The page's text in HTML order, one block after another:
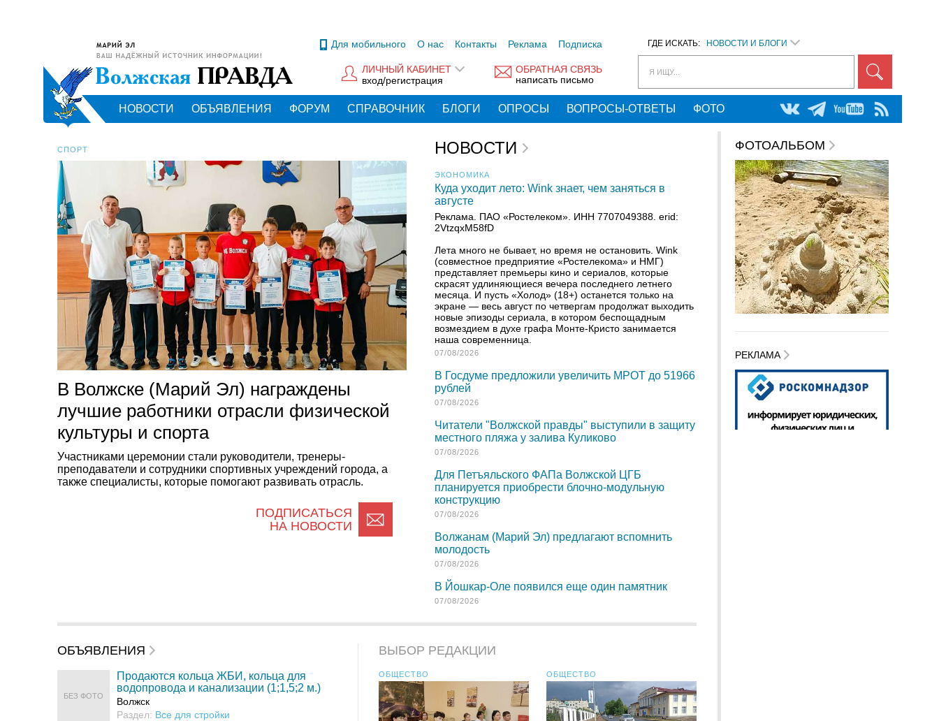
ГДЕ ИСКАТЬ: НОВОСТИ И БЛОГИ
Я ИЩУ...
Для мобильного О нас Контакты Реклама Подписка
ОБРАТНАЯ СВЯЗЬ
написать письмо
ЛИЧНЫЙ КАБИНЕТ
вход/регистрация
НОВОСТИ ОБЪЯВЛЕНИЯ ФОРУМ СПРАВОЧНИК БЛОГИ ОПРОСЫ ВОПРОСЫ-ОТВЕТЫ ФОТО
СПОРТ
В Волжске (Марий Эл) награждены
лучшие работники отрасли физической
культуры и спорта
Участниками церемонии стали руководители, тренеры-
преподаватели и сотрудники спортивных учреждений города, а
также специалисты, которые помогают развивать отрасль.
ПОДПИСАТЬСЯ
НА НОВОСТИ
НОВОСТИ
ЭКОНОМИКА
Куда уходит лето: Wink знает, чем заняться в
августе
Реклама. ПАО «Ростелеком». ИНН 7707049388. erid:
2VtzqxM58fD
Лета много не бывает, но время не остановить. Wink
(совместное предприятие «Ростелекома» и НМГ)
представляет премьеры кино и сериалов, которые
скрасят удлиняющиеся вечера последнего летнего
месяца. И пусть «Холод» (18+) останется только на
экране — весь август по четвергам продолжат выходить
новые эпизоды сериала, в котором беспощадным
возмездием в духе графа Монте-Кристо занимается
наша современница.
07/08/2026
В Госдуме предложили увеличить МРОТ до 51966
рублей
07/08/2026
Читатели "Волжской правды" выступили в защиту
местного пляжа у залива Куликово
07/08/2026
Для Петъяльского ФАПа Волжской ЦГБ
планируется приобрести блочно-модульную
конструкцию
07/08/2026
Волжанам (Марий Эл) предлагают вспомнить
молодость
07/08/2026
В Йошкар-Оле появился еще один памятник
07/08/2026
ОБЪЯВЛЕНИЯ
Продаются кольца ЖБИ, кольца для
водопровода и канализации (1;1,5;2 м.)
Волжск
Раздел: Все для стройки
БЕЗ ФОТО
ВЫБОР РЕДАКЦИИ
ОБЩЕСТВО ОБЩЕСТВО
ФОТОАЛЬБОМ
РЕКЛАМА